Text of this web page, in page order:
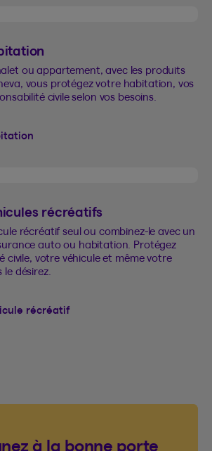
ou appartement, avec les produits
vous protégez votre habitation, vos
civile selon vos besoins.
récréatifs
récréatif seul ou combinez-le avec un
auto ou habitation. Protégez
civile, votre véhicule et même votre
désirez.
récréatif
à la bonne porte